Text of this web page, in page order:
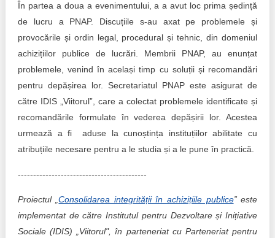
În partea a doua a evenimentului, a a avut loc prima ședință
de lucru a PNAP. Discuțiile s-au axat pe problemele și
provocările și ordin legal, procedural și tehnic, din domeniul
achizițiilor publice de lucrări. Membrii PNAP, au enunțat
problemele, venind în același timp cu soluții și recomandări
pentru depășirea lor. Secretariatul PNAP este asigurat de
către IDIS „Viitorul”, care a colectat problemele identificate și
recomandările formulate în vederea depășirii lor. Acestea
urmează a fi aduse la cunoștința instituțiilor abilitate cu
atribuțiile necesare pentru a le studia și a le pune în practică.
------------------------------------------
Proiectul „Consolidarea integrității în achizițiile publice” este
implementat de către Institutul pentru Dezvoltare și Inițiative
Sociale (IDIS) „Viitorul", în parteneriat cu Parteneriat pentru